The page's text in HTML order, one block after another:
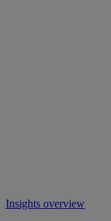
Insights overview